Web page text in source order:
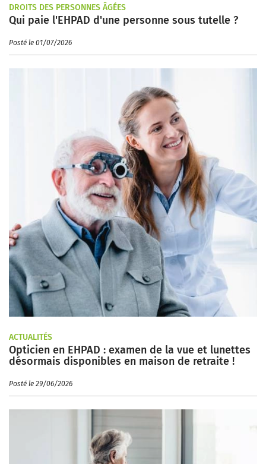
DROITS DES PERSONNES ÂGÉES
Qui paie l'EHPAD d'une personne sous tutelle ?
Posté le 01/07/2026
ACTUALITÉS
Opticien en EHPAD : examen de la vue et lunettes
désormais disponibles en maison de retraite !
Posté le 29/06/2026